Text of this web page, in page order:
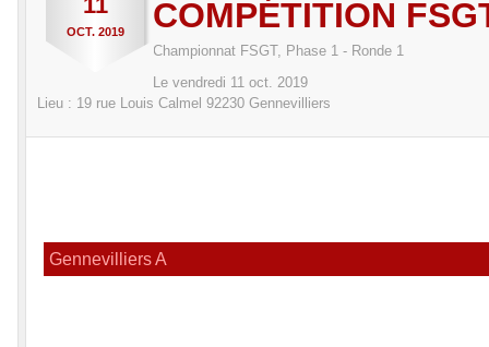
OCT. 2019 COMPÉTITION
Championnat FSGT, Phase 1 - Ronde 1
Le vendredi 11 oct. 2019
Lieu : 19 rue Louis Calmel 92230 Gennevilliers
Gennevilliers A